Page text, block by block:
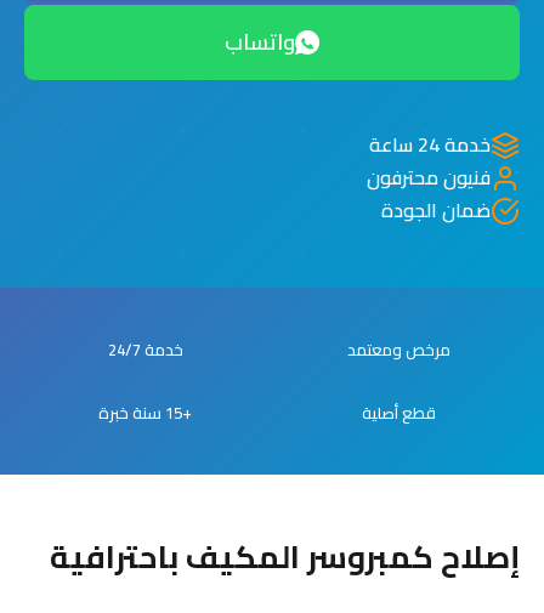
واتساب
خدمة 24 ساعة
فنيون محترفون
ضمان الجودة
مرخص ومعتمد خدمة 24/7
قطع أصلية +15 سنة خبرة
إصلاح كمبروسر المكيف باحترافية